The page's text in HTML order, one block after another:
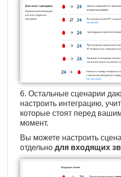
6. Остальные сценарии
настроить интеграцию,
которые стоят перед
момент.
Вы можете настроить
отдельно для входящих